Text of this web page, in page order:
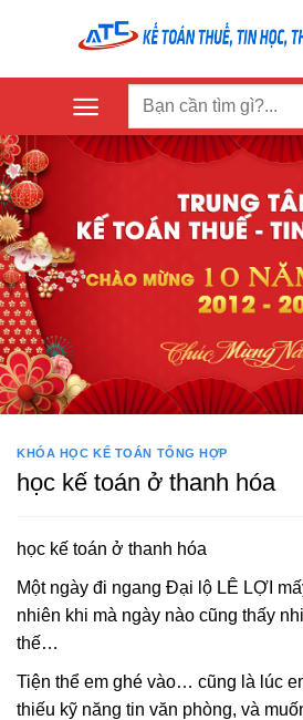
KHÓA HỌC KẾ TOÁN TỔNG HỢP
học kế toán ở thanh hóa
học kế toán ở thanh hóa
Một ngày đi ngang Đại lộ LÊ LỢI
nhiên khi mà ngày nào cũng thấy
thế…
Tiện thể em ghé vào… cũng là lúc
thiếu kỹ năng tin văn phòng, và